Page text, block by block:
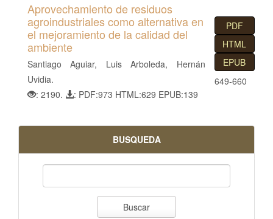
Aprovechamiento de residuos
agroindustriales como alternativa en
el mejoramiento de la calidad del
ambiente
Santiago Aguiar, Luis Arboleda, Hernán
Uvidia.
: 2190.
: PDF:973 HTML:629 EPUB:139
PDF
HTML
EPUB
649-660
BUSQUEDA
Buscar